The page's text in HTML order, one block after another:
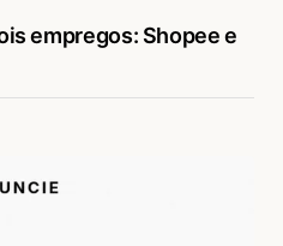
empregos: Shopee e